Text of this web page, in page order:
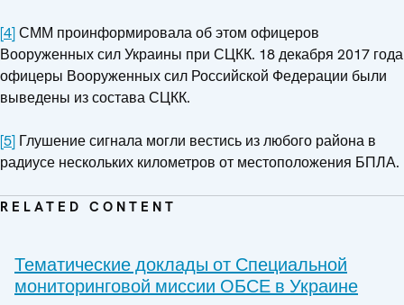
[4]СММ проинформировала об этом офицеров
Вооруженных сил Украины при СЦКК. 18 декабря 2017 года
офицеры Вооруженных сил Российской Федерации были
выведены из состава СЦКК.
[5] Глушение сигнала могли вестись из любого района в
радиусе нескольких километров от местоположения БПЛА.
RELATED CONTENT
Тематические доклады от Специальной
мониторинговой миссии ОБСЕ в Украине